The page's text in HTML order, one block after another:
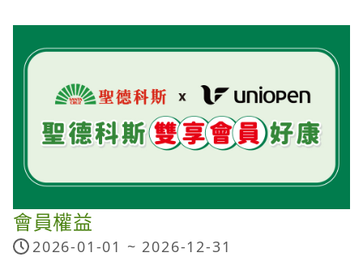
會員權益
2026-01-01 ~ 2026-12-31